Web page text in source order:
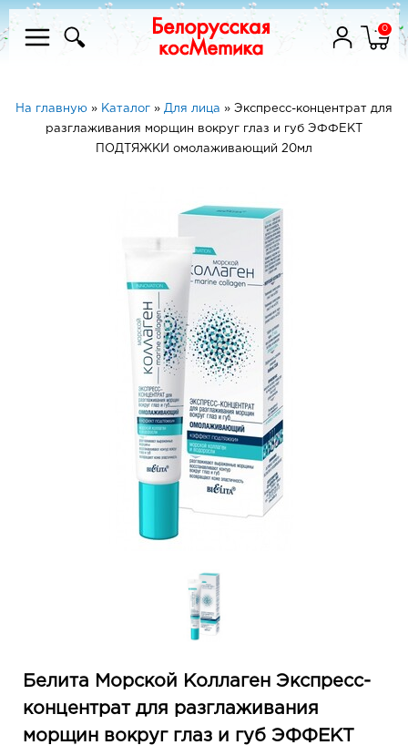
0
На главную » Каталог » Для лица » Экспресс-концентрат для
разглаживания морщин вокруг глаз и губ ЭФФЕКТ
ПОДТЯЖКИ омолаживающий 20мл
Белита Морской Коллаген Экспресс-
концентрат для разглаживания
морщин вокруг глаз и губ ЭФФЕКТ